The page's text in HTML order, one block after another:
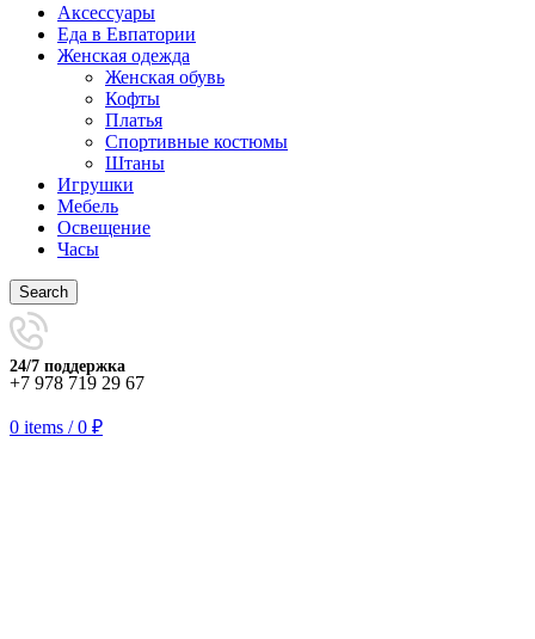
Аксессуары
Еда в Евпатории
Женская одежда
Женская обувь
Кофты
Платья
Спортивные костюмы
Штаны
Игрушки
Мебель
Освещение
Часы
Search
24/7 поддержка
+7 978 719 29 67
0 items / 0 ₽